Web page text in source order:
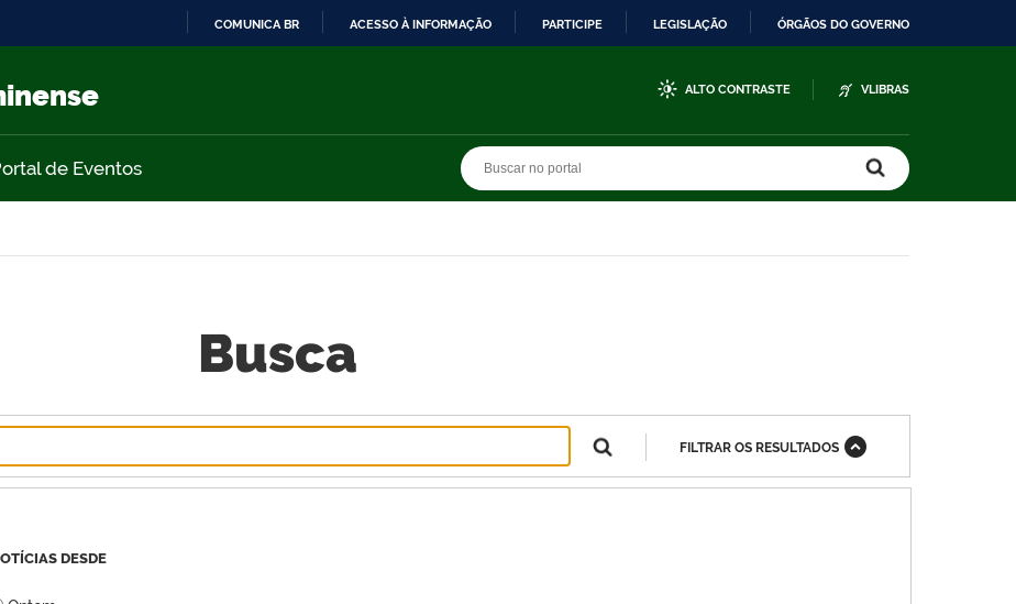
COMUNICA BR ACESSO À INFORMAÇÃO PARTICIPE LEGISLAÇÃO ÓRGÃOS DO GOVERNO
ALTO CONTRASTE VLIBRAS
de Eventos
Busca
FILTRAR OS RESULTADOS
DESDE